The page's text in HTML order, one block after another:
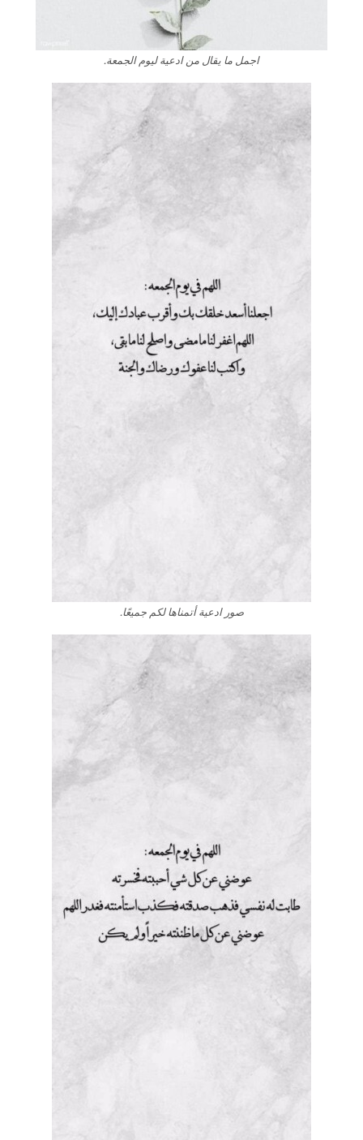
اجمل ما يقال من ادعية ليوم الجمعة.
صور ادعية أتمناها لكم جميعًا.